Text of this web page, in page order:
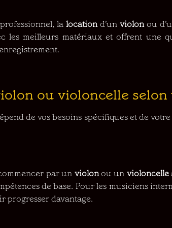
la location d’un violon ou
les meilleurs matériaux et offrent une
ou violoncelle selon
de vos besoins spécifiques et de
par un violon ou un violoncelle
de base. Pour les musiciens
progresser davantage.